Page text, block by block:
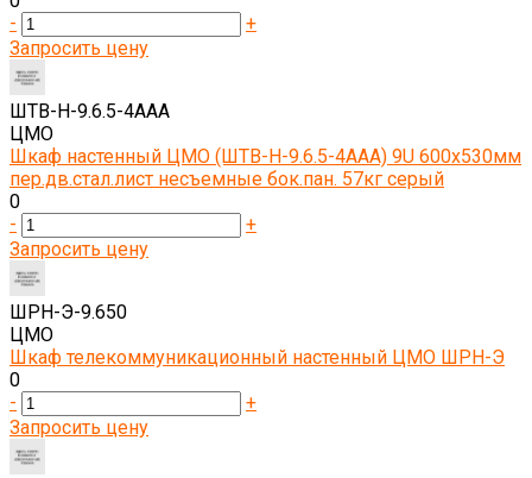
-
+
Запросить цену
ШТВ-Н-9.6.5-4ААА
ЦМО
Шкаф настенный ЦМО (ШТВ-Н-9.6.5-4ААА) 9U 600x530мм
пер.дв.стал.лист несъемные бок.пан. 57кг серый
0
-
+
Запросить цену
ШРН-Э-9.650
ЦМО
Шкаф телекоммуникационный настенный ЦМО ШРН-Э
0
-
+
Запросить цену